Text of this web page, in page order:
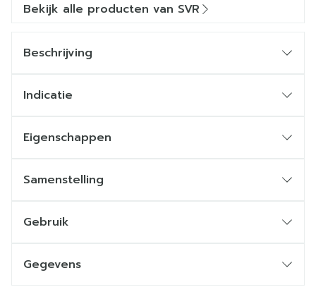
Bekijk alle producten van SVR
Beschrijving
Indicatie
Eigenschappen
Samenstelling
Gebruik
Gegevens